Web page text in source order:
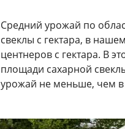
Средний урожай по
свеклы с гектара, в
центнеров с гектара. В
площади сахарной
урожай не меньше, чем